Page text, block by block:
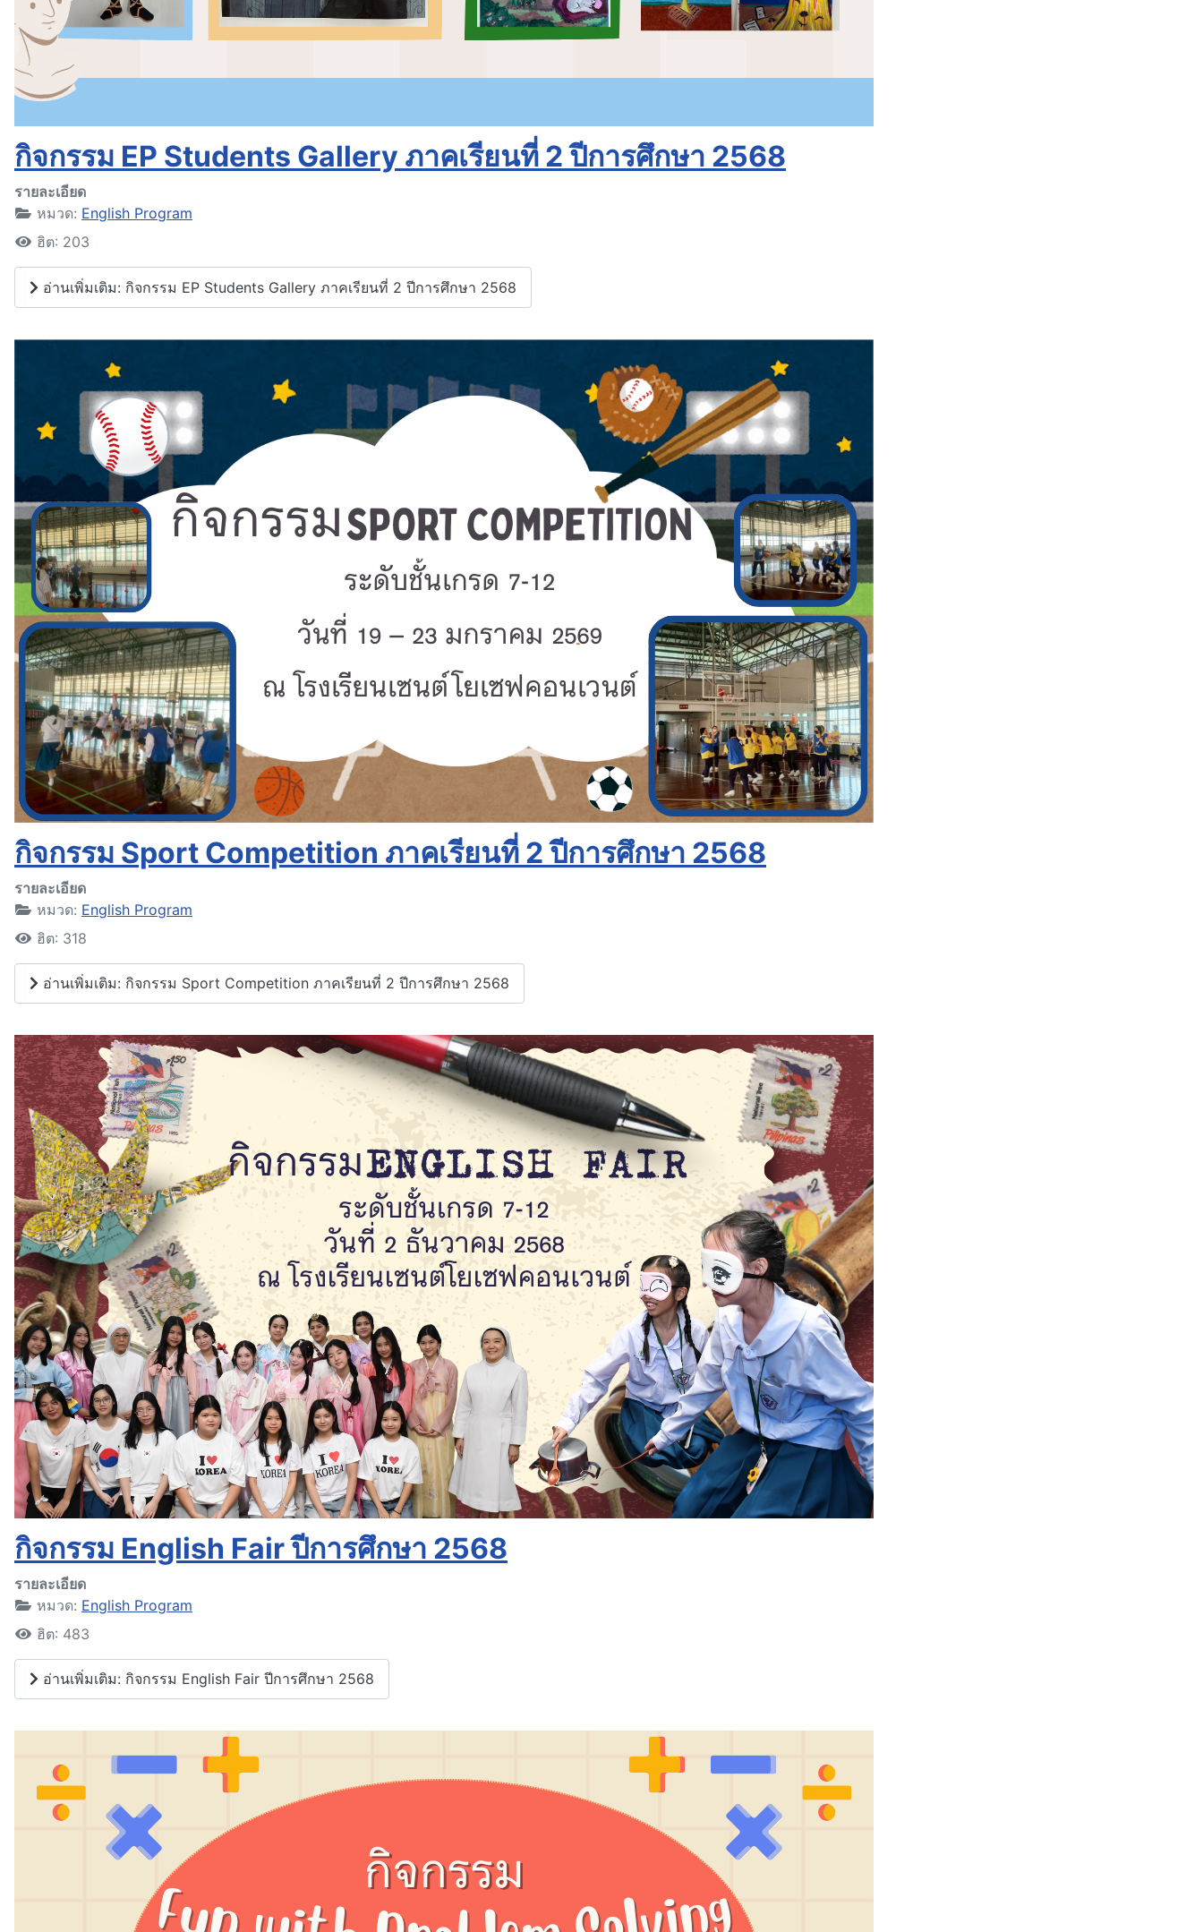
กิจกรรม EP Students Gallery ภาคเรียนที่ 2 ปีการศึกษา 2568
รายละเอียด
หมวด: English Program
ฮิต: 203
อ่านเพิ่มเติม: กิจกรรม EP Students Gallery ภาคเรียนที่ 2 ปีการศึกษา 2568
กิจกรรม Sport Competition ภาคเรียนที่ 2 ปีการศึกษา 2568
รายละเอียด
หมวด: English Program
ฮิต: 318
อ่านเพิ่มเติม: กิจกรรม Sport Competition ภาคเรียนที่ 2 ปีการศึกษา 2568
กิจกรรม English Fair ปีการศึกษา 2568
รายละเอียด
หมวด: English Program
ฮิต: 483
อ่านเพิ่มเติม: กิจกรรม English Fair ปีการศึกษา 2568